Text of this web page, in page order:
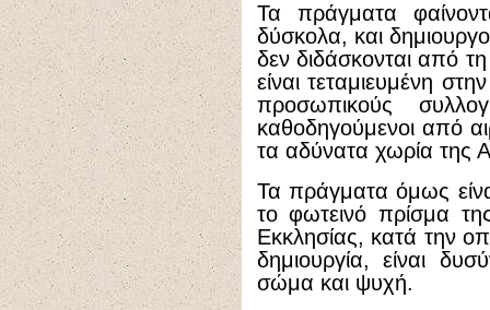
Τα πράγματα
δύσκολα, και
δεν διδάσκονται από
είναι τεταμιευμένη
προσωπικούς
καθοδηγούμενοι από
τα αδύνατα χωρία της
Τα πράγματα όμως
το φωτεινό πρίσμα
Εκκλησίας, κατά την
δημιουργία, είναι
σώμα και ψυχή.